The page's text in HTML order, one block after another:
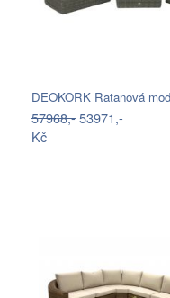
DEOKORK Ratanová
57968,-53971,-
Kč